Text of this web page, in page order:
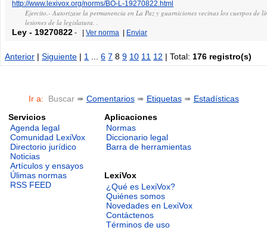
http://www.lexivox.org/norms/BO-L-19270822.html
Ejercito.- Autorizase la permanencia en La Paz y guarniciones vecinas los cuerpos de
lesiones de la legislatura. .
Ley - 19270822 - |Ver norma | Enviar
Anterior |Siguiente | 1 ...6 7 89 10 11 12 | Total: 176 registro(s)
Ir a: Buscar ➠ Comentarios➠ Etiquetas➠ Estadísticas
Servicios
Agenda legal
Comunidad LexiVox
Directorio jurídico
Noticias
Artículos y ensayos
Úlimas normas
RSS FEED
Aplicaciones
Normas
Diccionario legal
Barra de herramientas
LexiVox
¿Qué es LexiVox?
Quiénes somos
Novedades en LexiVox
Contáctenos
Términos de uso